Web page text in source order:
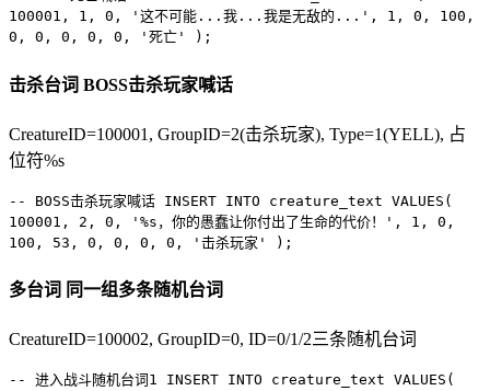
100001 , 1 , 0 , '这不可能...我...我是无敌的...' , 1 , 0 , 100 ,
0 , 0 , 0 , 0 , 0 , '死亡' );
击杀台词 BOSS击杀玩家喊话
CreatureID=100001, GroupID=2(击杀玩家), Type=1(YELL), 占
位符%s
-- BOSS击杀玩家喊话 INSERT INTO creature_text VALUES (
100001 , 2 , 0 , '%s，你的愚蠢让你付出了生命的代价！' , 1 , 0 ,
100 , 53 , 0 , 0 , 0 , 0 , '击杀玩家' );
多台词 同一组多条随机台词
CreatureID=100002, GroupID=0, ID=0/1/2三条随机台词
-- 进入战斗随机台词1 INSERT INTO creature_text VALUES (